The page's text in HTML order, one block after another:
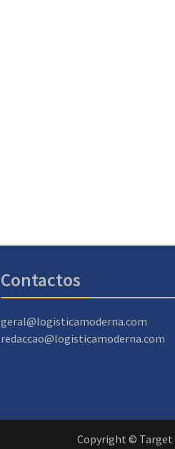
Contactos
geral@logisticamoderna.com
redaccao@logisticamoderna.com
Copyright © Target